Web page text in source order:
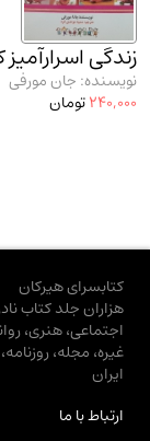
زندگی
نویسنده: جان مورفی
240,000تومان
کتابسرای هیرکان
هزاران جلد کتاب
اجتماعی، هنری،
غیره، مجله،
ایران
ارتباط با ما